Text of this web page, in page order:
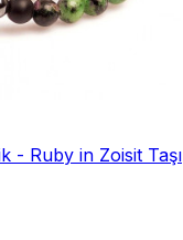
- Ruby in Zoisit Taşı